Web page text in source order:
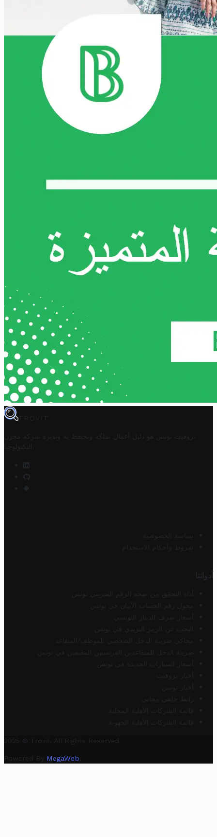
TROVIT
تروفيت تونس هو دليل أعمال تملكه وتحتفظ به وتديره
شركة مخزن
التكنولوجيا
سياسة الخصوصية
شروط وأحكام الاستخدام
أدواتنا
أداة التحقق من صحة الرقم الضريبي تونس
محول رقم الحساب الآيبان في تونس
أسعار صرف الدينار التونسي
البحث عن الرمز البريدي في تونس
محاكي ضريبة الدخل الشخصي للموظف/المتقاعد
ضريبة الدخل للمتقاعدين الفرنسيين المقيمين في تونس
أسعار السيارات الجديدة في تونس
أخبار تروفيت
أخبار تونس
رابط خلفي مجاني
قائمة الشركات الأهلية المحلية
قائمة الشركات الأهلية الجهوية
2025 © Trovit. All Rights Reserved.
Powered By MegaWeb